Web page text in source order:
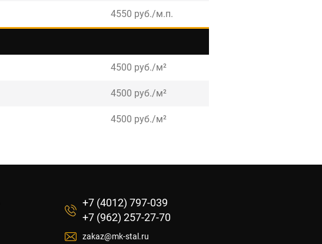
4550 руб./м.п.
4500 руб./м²
4500 руб./м²
4500 руб./м²
+7 (4012) 797-039
+7 (962) 257-27-70
zakaz@mk-stal.ru